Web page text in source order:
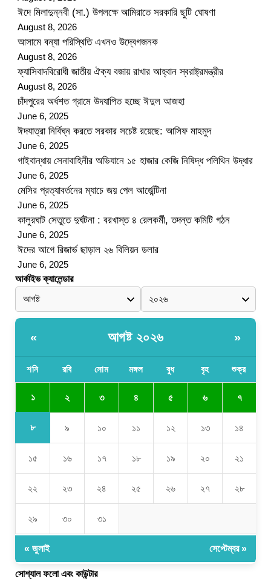
ঈদে মিলাদুন্নবী (সা.) উপলক্ষে আমিরাতে সরকারি ছুটি ঘোষণা
August 8, 2026
আসামে বন্যা পরিস্থিতি এখনও উদ্বেগজনক
August 8, 2026
ফ্যাসিবাদবিরোধী জাতীয় ঐক্য বজায় রাখার আহ্বান স্বরাষ্ট্রমন্ত্রীর
August 8, 2026
চাঁদপুরের অর্ধশত গ্রামে উদযাপিত হচ্ছে ঈদুল আজহা
June 6, 2025
ঈদযাত্রা নির্বিঘ্ন করতে সরকার সচেষ্ট রয়েছে: আসিফ মাহমুদ
June 6, 2025
গাইবান্ধায় সেনাবাহিনীর অভিযানে ১৫ হাজার কেজি নিষিদ্ধ পলিথিন উদ্ধার
June 6, 2025
মেসির প্রত্যাবর্তনের ম্যাচে জয় পেল আর্জেন্টিনা
June 6, 2025
কালুরঘাট সেতুতে দুর্ঘটনা : বরখাস্ত ৪ রেলকর্মী, তদন্ত কমিটি গঠন
June 6, 2025
ঈদের আগে রিজার্ভ ছাড়াল ২৬ বিলিয়ন ডলার
June 6, 2025
আর্কাইভ ক্যালেন্ডার
« আগষ্ট ২০২৬ »
শনি রবি সোম মঙ্গল বুধ বৃহ শুক্র
১ ২ ৩ ৪ ৫ ৬ ৭
৮ ৯ ১০ ১১ ১২ ১৩ ১৪
১৫ ১৬ ১৭ ১৮ ১৯ ২০ ২১
২২ ২৩ ২৪ ২৫ ২৬ ২৭ ২৮
২৯ ৩০ ৩১
« জুলাই সেপ্টেম্বর »
সোশ্যাল ফলো এবং কাউন্টার